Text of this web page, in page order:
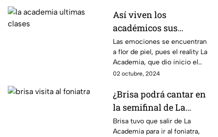
Así viven los
académicos sus
últimos momentos
dentro de la casa y
escuela de La
Academia
Las emociones se encuentran
a flor de piel, pues el reality La
Academia, que dio inicio el
domingo 21 de julio, está
académicos se sienten muy
conmovidos.
02 octubre, 2024
¿Brisa podrá cantar en
la semifinal de La
Academia? ¡Está ronca!
Brisa tuvo que salir de La
Academia para ir al foniatra,